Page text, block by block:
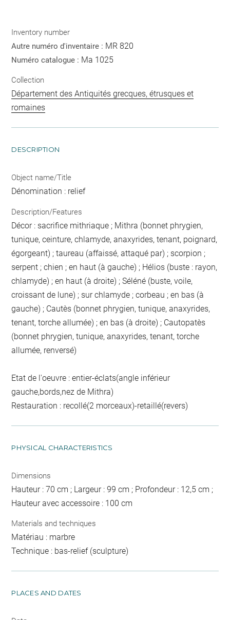
Inventory number
Autre numéro d'inventaire : MR 820
Numéro catalogue : Ma 1025
Collection
Département des Antiquités grecques, étrusques et
romaines
DESCRIPTION
Object name/Title
Dénomination : relief
Description/Features
Décor : sacrifice mithriaque ; Mithra (bonnet phrygien,
tunique, ceinture, chlamyde, anaxyrides, tenant, poignard,
égorgeant) ; taureau (affaissé, attaqué par) ; scorpion ;
serpent ; chien ; en haut (à gauche) ; Hélios (buste : rayon,
chlamyde) ; en haut (à droite) ; Séléné (buste, voile,
croissant de lune) ; sur chlamyde ; corbeau ; en bas (à
gauche) ; Cautès (bonnet phrygien, tunique, anaxyrides,
tenant, torche allumée) ; en bas (à droite) ; Cautopatès
(bonnet phrygien, tunique, anaxyrides, tenant, torche
allumée, renversé)
Etat de l'oeuvre : entier-éclats(angle inférieur
gauche,bords,nez de Mithra)
Restauration : recollé(2 morceaux)-retaillé(revers)
PHYSICAL CHARACTERISTICS
Dimensions
Hauteur : 70 cm ; Largeur : 99 cm ; Profondeur : 12,5 cm ;
Hauteur avec accessoire : 100 cm
Materials and techniques
Matériau : marbre
Technique : bas-relief (sculpture)
PLACES AND DATES